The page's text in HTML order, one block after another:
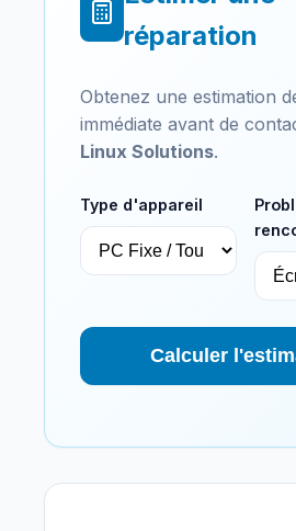
réparation
Obtenez une estimation
immédiate avant de
Linux Solutions.
Type d'appareil
Calculer